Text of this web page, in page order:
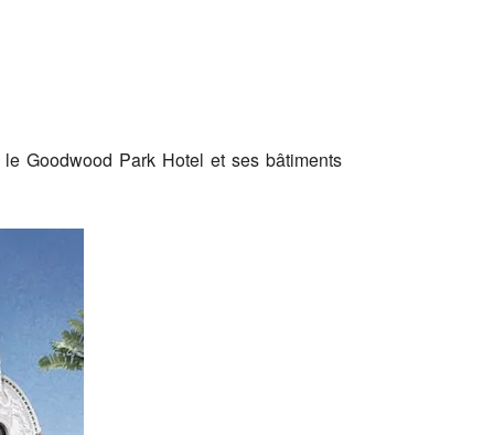
Goodwood Park Hotel et ses bâtiments